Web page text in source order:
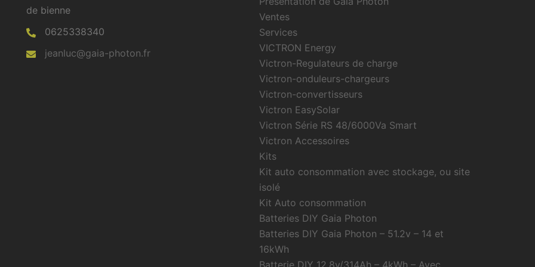
de bienne
0625338340
jeanluc@gaia-photon.fr
Ventes
Services
VICTRON Energy
Victron-Regulateurs de charge
Victron-onduleurs-chargeurs
Victron-convertisseurs
Victron EasySolar
Victron Série RS 48/6000Va Smart
Victron Accessoires
Kits
Kit auto consommation avec stockage, ou site
isolé
Kit Auto consommation
Batteries DIY Gaia Photon
Batteries DIY Gaia Photon – 51.2v – 14 et
16kWh
Batterie DIY 12.8v/314Ah – 4kWh – Avec